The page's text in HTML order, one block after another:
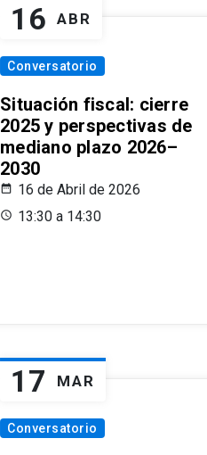
16 ABR
Conversatorio
Situación fiscal: cierre
2025 y perspectivas de
mediano plazo 2026–
2030
16 de Abril de 2026
13:30 a 14:30
17 MAR
Conversatorio